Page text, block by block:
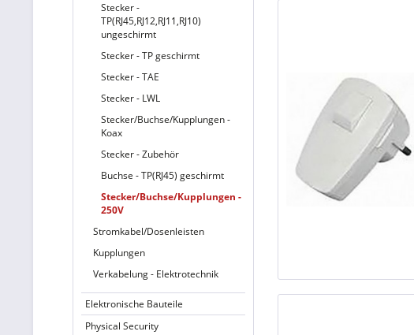
Stecker -
TP(RJ45,RJ12,RJ11,RJ10)
ungeschirmt
Stecker - TP geschirmt
Stecker - TAE
Stecker - LWL
Stecker/Buchse/Kupplungen -
Koax
Stecker - Zubehör
Buchse - TP(RJ45) geschirmt
Stecker/Buchse/Kupplungen -
250V
Stromkabel/Dosenleisten
Kupplungen
Verkabelung - Elektrotechnik
Elektronische Bauteile
Physical Security